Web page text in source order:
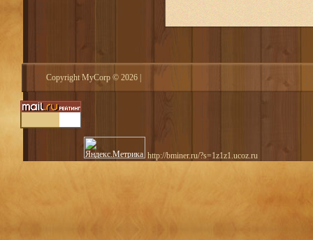
Copyright MyCorp © 2026
http://bminer.ru/?s=1z1z1.ucoz.ru